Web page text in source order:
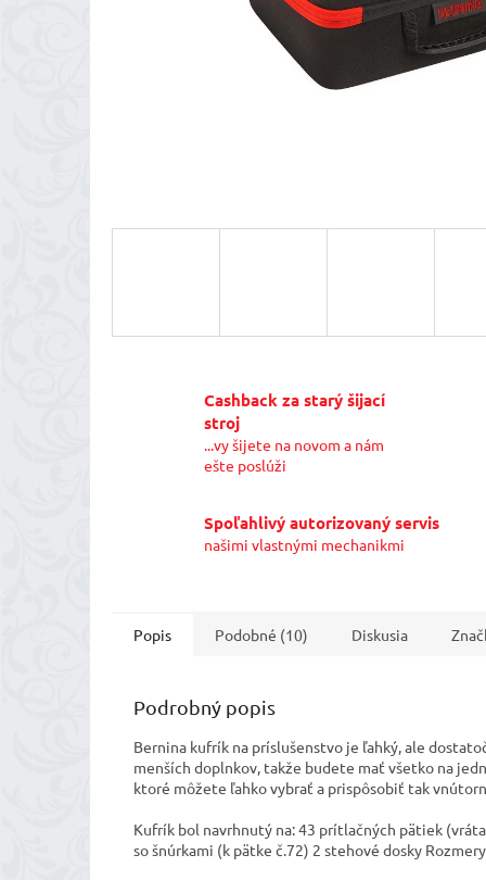
Cashback za starý šijací
stroj
...vy šijete na novom a nám
ešte poslúži
Spoľahlivý autorizovaný servis
našimi vlastnými mechanikmi
Popis Podobné (10) Diskusia
Podrobný popis
Bernina kufrík na príslušenstvo je ľahký, ale
menších doplnkov, takže budete mať všetko na
ktoré môžete ľahko vybrať a prispôsobiť tak
Kufrík bol navrhnutý na: 43 prítlačných pätiek
so šnúrkami (k pätke č.72) 2 stehové dosky